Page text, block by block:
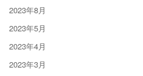
2023年8月
2023年5月
2023年4月
2023年3月